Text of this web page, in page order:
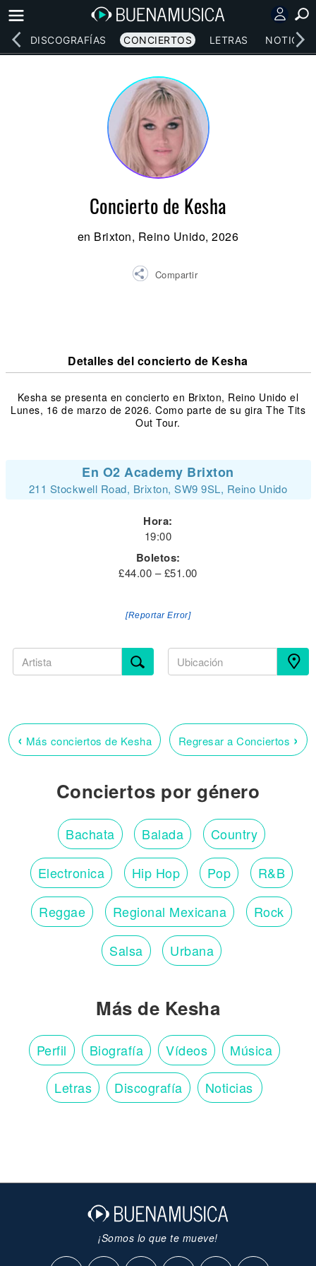
DISCOGRAFÍAS CONCIERTOS LETRAS NOTICIAS
Concierto de Kesha
en Brixton, Reino Unido, 2026
Compartir
Detalles del concierto de Kesha
Kesha se presenta en concierto en Brixton, Reino Unido el
Lunes, 16 de marzo de 2026. Como parte de su gira The Tits
Out Tour.
En O2 Academy Brixton
211 Stockwell Road, Brixton, SW9 9SL, Reino Unido
Hora:
19:00
Boletos:
£44.00 – £51.00
[Reportar Error]
‹ Más conciertos de Kesha Regresar a Conciertos ›
Conciertos por género
Bachata Balada Country
Electronica Hip Hop Pop R&B
Reggae Regional Mexicana Rock
Salsa Urbana
Más de Kesha
Perfil Biografía Vídeos Música
Letras Discografía Noticias
¡Somos lo que te mueve!